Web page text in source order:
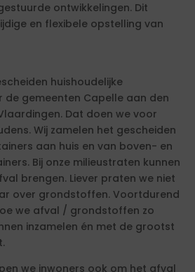
ontwikkelingen. Dit
en flexibele opstelling van
huishoudelijke
de gemeenten Capelle aan den
Dat doen we voor
Wij zamelen het gescheiden
aan huis en van boven- en
Bij onze milieustraten kunnen
brengen. Liever praten we niet
over grondstoffen. Voortdurend
we afval / grondstoffen zo
inzamelen én met de grootst
we inwoners ook om het afval